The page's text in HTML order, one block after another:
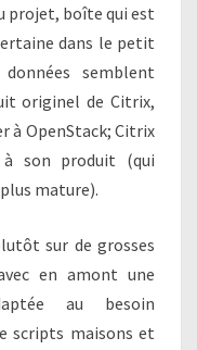
projet, boîte qui est
dans le petit
semblent
originel de Citrix,
à OpenStack; Citrix
son produit (qui
mature).
sur de grosses
en amont une
au besoin
scripts maisons et